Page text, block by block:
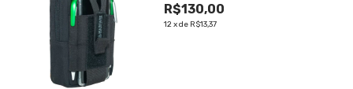
R$130,00
12xde R$13,37